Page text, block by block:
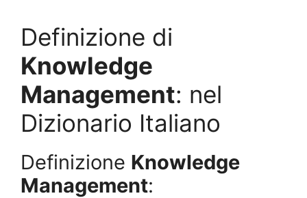
Definizione di
Knowledge
Management: nel
Dizionario Italiano
Definizione Knowledge
Management: